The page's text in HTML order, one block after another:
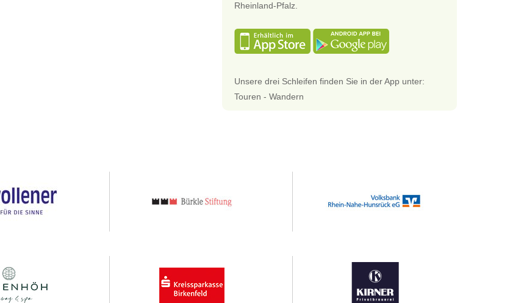
Rheinland-Pfalz.
Unsere drei Schleifen finden Sie in der App unter:
Touren - Wandern